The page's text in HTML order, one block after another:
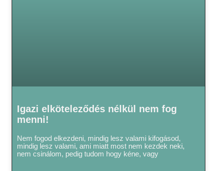
Igazi elköteleződés nélkül nem fog
menni!
Nem fogod elkezdeni, mindig lesz valami kifogásod,
mindig lesz valami, ami miatt most nem kezdek neki,
nem csinálom, pedig tudom hogy kéne, vagy